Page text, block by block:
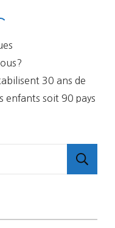
30 ans de
enfants soit 90 pays